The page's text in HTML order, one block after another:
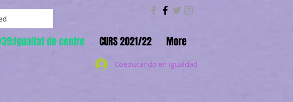
de centre CURS 2021/22 More
Coeducando en igualdad